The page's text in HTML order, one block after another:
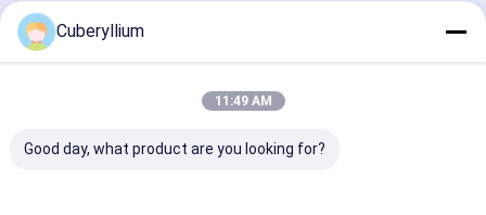
Cuberyllium
11:49 AM
Good day, what product are you looking for?